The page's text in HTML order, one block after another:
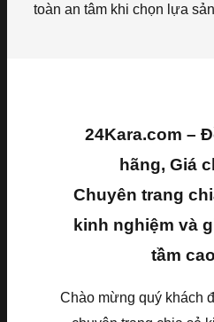
toàn an tâm khi chọn lựa
24Kara.com –
hãng, Giá
Chuyên trang
kinh nghiệm và
tầm
Chào mừng quý khách